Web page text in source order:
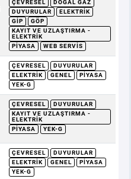
ÇEVRESEL
DOĞAL GAZ
DUYURULAR
ELEKTRIK
GİP
GÖP
KAYIT VE UZLAŞTIRMA -
ELEKTRIK
PIYASA
WEB SERVIS
ÇEVRESEL
DUYURULAR
ELEKTRIK
GENEL
PIYASA
YEK-G
ÇEVRESEL
DUYURULAR
KAYIT VE UZLAŞTIRMA -
ELEKTRIK
PIYASA
YEK-G
ÇEVRESEL
DUYURULAR
ELEKTRIK
GENEL
PIYASA
YEK-G